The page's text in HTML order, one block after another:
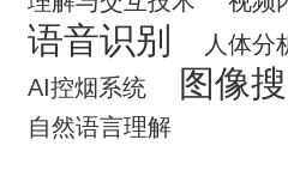
语音识别 人体分
AI控烟系统 图像
自然语言理解